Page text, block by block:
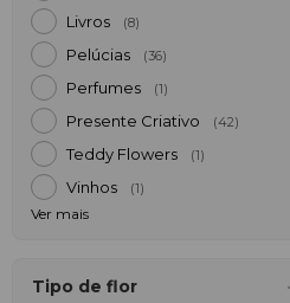
Livros (8)
Pelúcias (36)
Perfumes (1)
Presente Criativo (42)
Teddy Flowers (1)
Vinhos (1)
Ver mais
Tipo de flor